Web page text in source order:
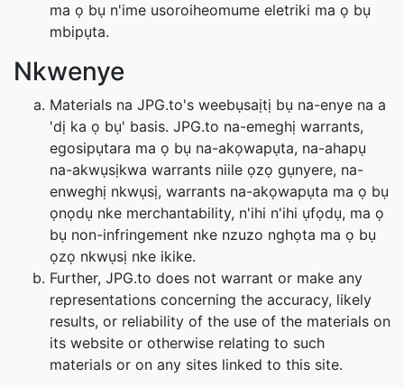
ma ọ bụ n'ime usoroiheomume eletriki ma ọ bụ
mbipụta.
Nkwenye
Materials na JPG.to's weebụsaịtị bụ na-enye na a
'dị ka ọ bụ' basis. JPG.to na-emeghị warrants,
egosipụtara ma ọ bụ na-akọwapụta, na-ahapụ
na-akwụsịkwa warrants niile ọzọ gụnyere, na-
enweghị nkwụsị, warrants na-akọwapụta ma ọ bụ
ọnọdụ nke merchantability, n'ihi n'ihi ụfọdụ, ma ọ
bụ non-infringement nke nzuzo nghọta ma ọ bụ
ọzọ nkwụsị nke ikike.
Further, JPG.to does not warrant or make any
representations concerning the accuracy, likely
results, or reliability of the use of the materials on
its website or otherwise relating to such
materials or on any sites linked to this site.